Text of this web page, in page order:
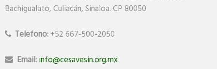
Bachigualato, Culiacán, Sinaloa. CP 80050
Telefono:+52 667-500-2050
Email:info@cesavesin.org.mx